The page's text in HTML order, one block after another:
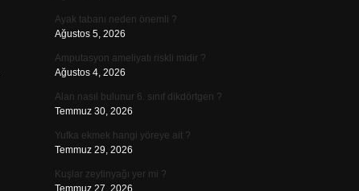
Ayak tabanı neden önemli ?
Ağustos 5, 2026
Amputasyon ameliyatı riskli midir ?
Ağustos 4, 2026
Alan nasıl bulunur 6. sınıf dikdörtgen ?
Temmuz 30, 2026
Yufka ekmek hangi yöreye ait ?
Temmuz 29, 2026
Kuşlar zeytinyağı yer mi ?
Temmuz 27, 2026